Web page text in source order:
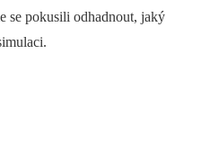
se pokusili odhadnout, jaký